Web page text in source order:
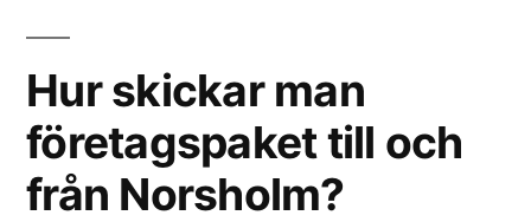
Hur skickar man
företagspaket till och
från Norsholm?